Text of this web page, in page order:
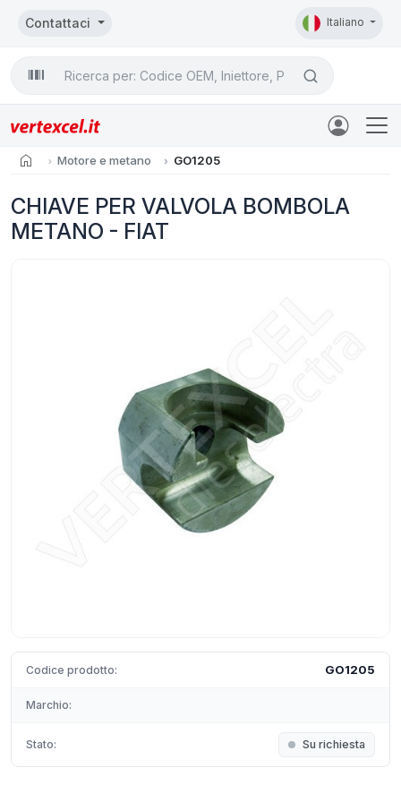
Contattaci Italiano

home Motore e metano GO1205
CHIAVE PER VALVOLA BOMBOLA
METANO - FIAT
Codice prodotto: GO1205
Marchio:
Stato: Su richiesta